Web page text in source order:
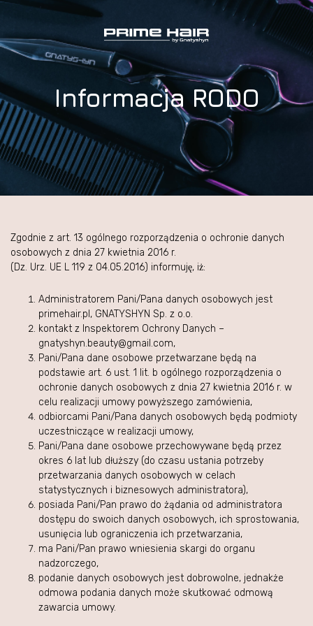
Informacja RODO
Zgodnie z art. 13 ogólnego rozporządzenia o ochronie danych
osobowych z dnia 27 kwietnia 2016 r.
(Dz. Urz. UE L 119 z 04.05.2016) informuję, iż:
Administratorem Pani/Pana danych osobowych jest
primehair.pl, GNATYSHYN Sp. z o.o.
kontakt z Inspektorem Ochrony Danych –
gnatyshyn.beauty@gmail.com,
Pani/Pana dane osobowe przetwarzane będą na
podstawie art. 6 ust. 1 lit. b ogólnego rozporządzenia o
ochronie danych osobowych z dnia 27 kwietnia 2016 r. w
celu realizacji umowy powyższego zamówienia,
odbiorcami Pani/Pana danych osobowych będą podmioty
uczestniczące w realizacji umowy,
Pani/Pana dane osobowe przechowywane będą przez
okres 6 lat lub dłuższy (do czasu ustania potrzeby
przetwarzania danych osobowych w celach
statystycznych i biznesowych administratora),
posiada Pani/Pan prawo do żądania od administratora
dostępu do swoich danych osobowych, ich sprostowania,
usunięcia lub ograniczenia ich przetwarzania,
ma Pani/Pan prawo wniesienia skargi do organu
nadzorczego,
podanie danych osobowych jest dobrowolne, jednakże
odmowa podania danych może skutkować odmową
zawarcia umowy.